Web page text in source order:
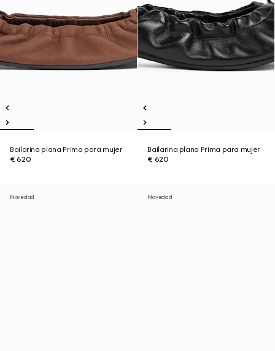
Bailarina plana Prima para mujer
€ 620
Bailarina plana Prima para mujer
€ 620
Novedad Novedad